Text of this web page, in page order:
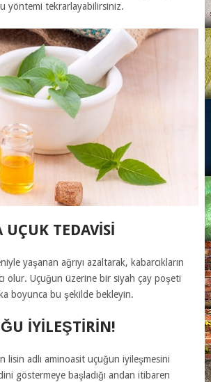
yöntemi tekrarlayabilirsiniz.
UÇUK TEDAVISI
yaşanan ağrıyı azaltarak, kabarcıkların
olur. Uçuğun üzerine bir siyah çay poşeti
boyunca bu şekilde bekleyin.
IYILEŞTIRIN!
lisin adlı aminoasit uçuğun iyileşmesini
göstermeye başladığı andan itibaren